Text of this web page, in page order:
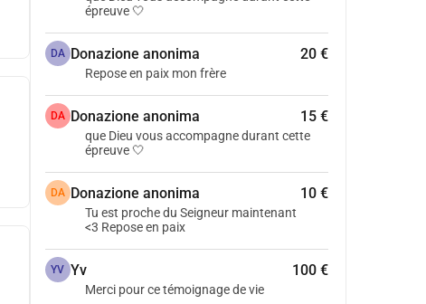
épreuve 🤍
DA Donazione anonima 20 €
Repose en paix mon frère
DA Donazione anonima 15 €
que Dieu vous accompagne durant cette
épreuve 🤍
DA Donazione anonima 10 €
Tu est proche du Seigneur maintenant
<3 Repose en paix
YV Yv 100 €
Merci pour ce témoignage de vie